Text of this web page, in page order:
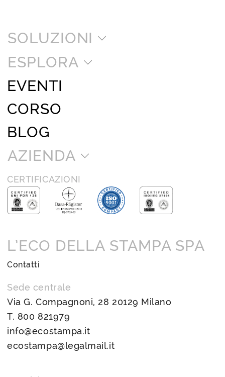
SOLUZIONI
ESPLORA
EVENTI
CORSO
BLOG
AZIENDA
CERTIFICAZIONI
L’ECO DELLA STAMPA SPA
Contatti
Sede centrale
Via G. Compagnoni, 28 20129 Milano
T. 800 821979
info@ecostampa.it
ecostampa@legalmail.it